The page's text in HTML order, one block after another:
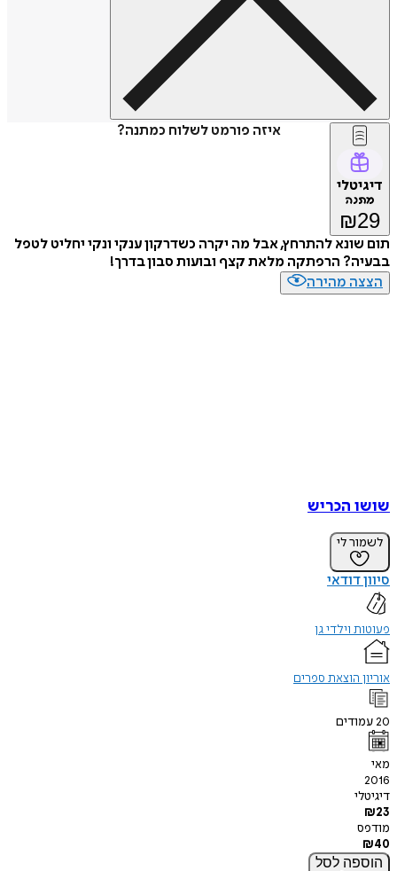
איזה פורמט לשלוח כמתנה?
דיגיטלי
מתנה
₪29
תום שונא להתרחץ, אבל מה יקרה כשדרקון ענקי ונקי יחליט לטפל
בבעיה? הרפתקה מלאת קצף ובועות סבון בדרך!
הצצה מהירה
שושו הכריש
לשמור לי
סיוון דודאי
פעוטות וילדי גן
אוריון הוצאת ספרים
20עמודים
מאי
2016
דיגיטלי
₪23
מודפס
₪40
הוספה לסל